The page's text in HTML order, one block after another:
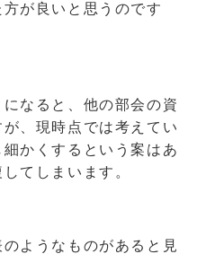
が良いと思うのです
なると、他の部会の資
、現時点では考えてい
かくするという案はあ
てしまいます。
ようなものがあると見